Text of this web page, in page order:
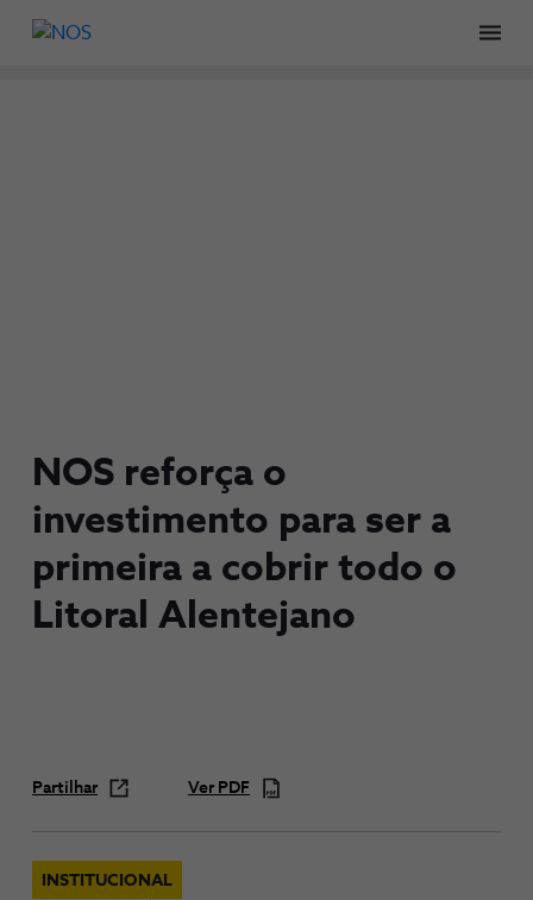
NOS reforça o
investimento para ser a
primeira a cobrir todo o
Litoral Alentejano
Partilhar Ver PDF
INSTITUCIONAL